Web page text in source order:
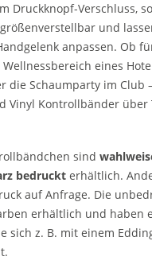
Druckknopf-Verschluss,
und
anpassen. Ob
eines
die Schaumparty im Club
Vinyl Kontrollbänder über
sind
bedruckt erhältlich.
auf Anfrage. Die
erhältlich und haben
sich z. B. mit einem